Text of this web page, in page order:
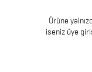
Ürüne
iseniz üye